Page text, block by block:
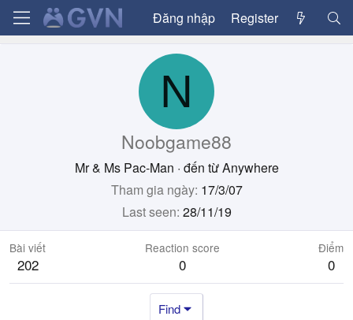
Đăng nhập Register
N
Noobgame88
Mr & Ms Pac-Man · đến từAnywhere
Tham gia ngày 17/3/07
Last seen 28/11/19
Bài viết
202
Reaction score
0
Điểm
0
Find